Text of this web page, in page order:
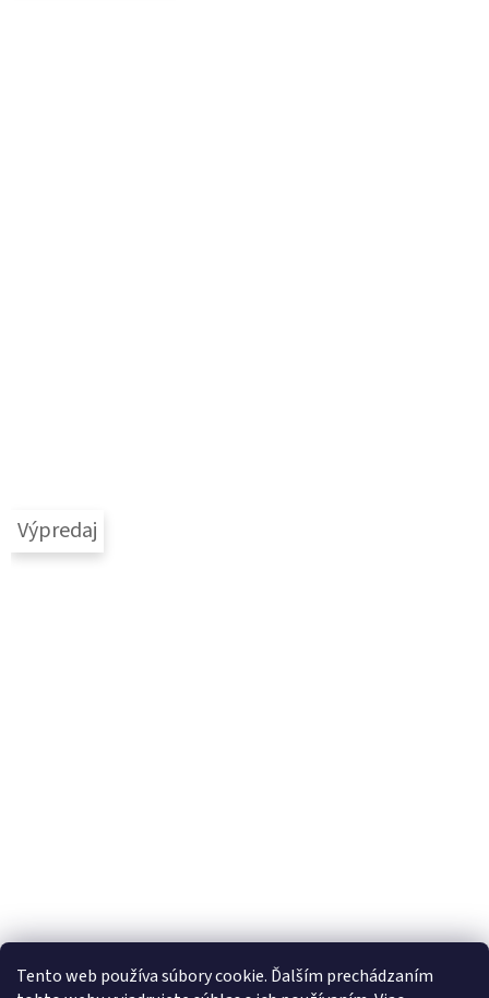
Tento web používa súbory cookie. Ďalším prechádzaním
Výpredaj